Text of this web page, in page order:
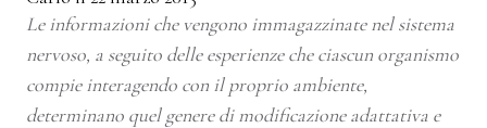
Le informazioni che vengono immagazzinate nel sistema
nervoso, a seguito delle esperienze che ciascun organismo
compie interagendo con il proprio ambiente,
determinano quel genere di modificazione adattativa e